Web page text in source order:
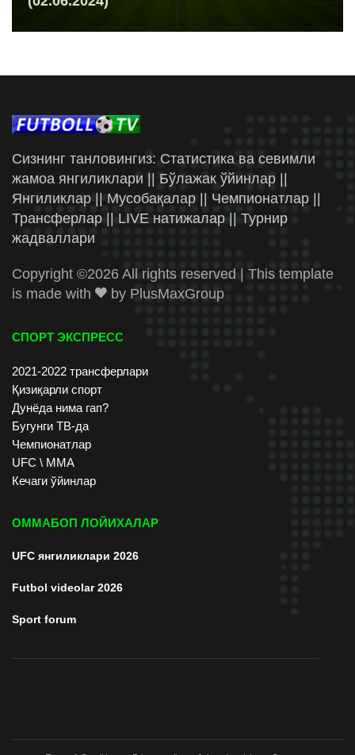
Сизнинг танловингиз: Статистика ва севимли
жамоа янгиликлари || Бўлажак ўйинлар ||
Янгиликлар || Мусобақалар || Чемпионатлар ||
Трансферлар || LIVE натижалар || Турнир
жадваллари
Copyright ©2026 All rights reserved | This template
is made with
by PlusMaxGroup
СПОРТ ЭКСПРЕСС
2021-2022 трансферлари
Қизиқарли спорт
Дунёда нима гап?
Бугунги ТВ-да
Чемпионатлар
UFC \ ММА
Кечаги ўйинлар
ОММАБОП ЛОЙИХАЛАР
UFC янгиликлари 2026
Futbol videolar 2026
Sport forum